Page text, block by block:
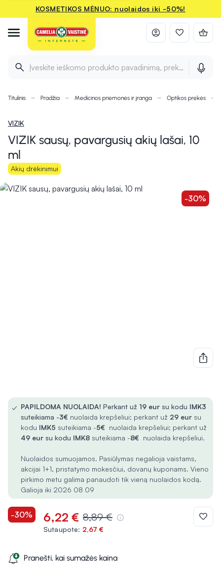
KOSMETIKOS MĖNUO: nuolaidos iki -50%!
Įveskite ieškomo produkto pavadinimą, prekės ženklą ir
Titulinis Pradžia Medicinos priemonės ir įranga Optikos prekės
VIZIK
VIZIK sausų, pavargusių akių lašai, 10
ml
Akių drėkinimui
-30%
✓ PAPILDOMA NUOLAIDA! Perkant už 19 eur su kodu IMK3
suteikiama -3€ nuolaida krepšeliui; perkant už 29 eur su
kodu IMK5 suteikiama -5€ nuolaida krepšeliui; perkant už
49 eur su kodu IMK8 suteikiama -8€ nuolaida krepšeliui.
Nuolaidos sumuojamos. Pasiūlymas negalioja vaistams,
akcijai 1+1, pristatymo mokesčiui, dovanų kuponams. Vieno
pirkimo metu galima panaudoti tik vieną nuolaidos kodą.
Galioja iki 2026 08 09
-30% 6,22 € 8,89 €
Sutaupote: 2,67 €
Pranešti, kai sumažės kaina